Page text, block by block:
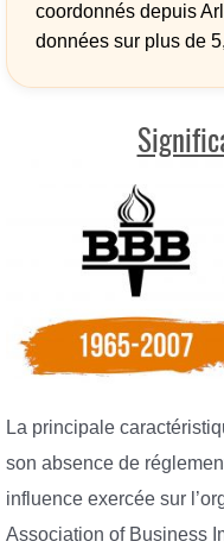
coordonnés depuis
données sur plus de
La principale
son absence de
influence exercée sur
Association of Business